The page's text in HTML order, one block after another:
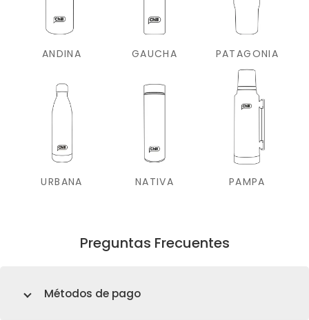
ANDINA GAUCHA PATAGONIA
URBANA NATIVA PAMPA
Preguntas Frecuentes
Métodos de pago